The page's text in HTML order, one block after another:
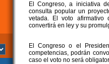
El Congreso, a iniciativa
consulta popular un
vetada. El voto
convertirá en ley y su
El Congreso o el
competencias, podrán
caso el voto no será